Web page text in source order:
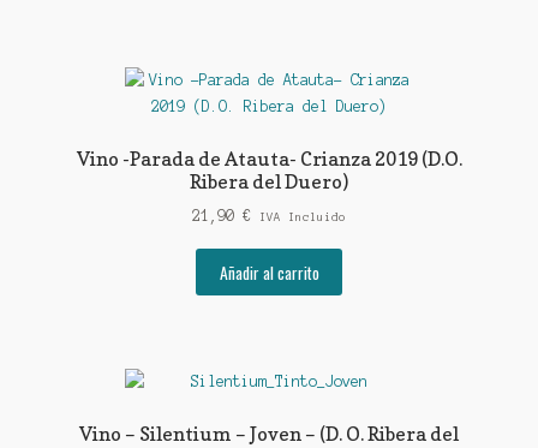
Vino -Parada de Atauta- Crianza 2019 (D.O.
Ribera del Duero)
21,90 € IVA Incluido
Añadir al carrito
Vino – Silentium – Joven – (D. O. Ribera del